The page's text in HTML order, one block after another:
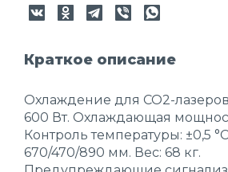
Краткое описание
Охлаждение для CO2-
600 Вт. Охлаждающая
Контроль температуры: ±0,5
670/470/890 мм. Вес: 68 кг.